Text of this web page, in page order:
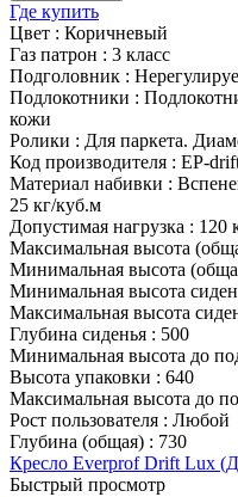
Где купить
Цвет : Коричневый
Газ патрон : 3 класс
Подголовник :
Подлокотники :
кожи
Ролики : Для паркета.
Код производителя : EP-
Материал набивки :
25 кг/куб.м
Допустимая нагрузка : 120
Максимальная высота
Минимальная высота
Минимальная высота
Максимальная высота
Глубина сиденья : 500
Минимальная высота до
Высота упаковки : 640
Максимальная высота до
Рост пользователя : Любой
Глубина (общая) : 730
Кресло Everprof Drift Lux
Быстрый просмотр